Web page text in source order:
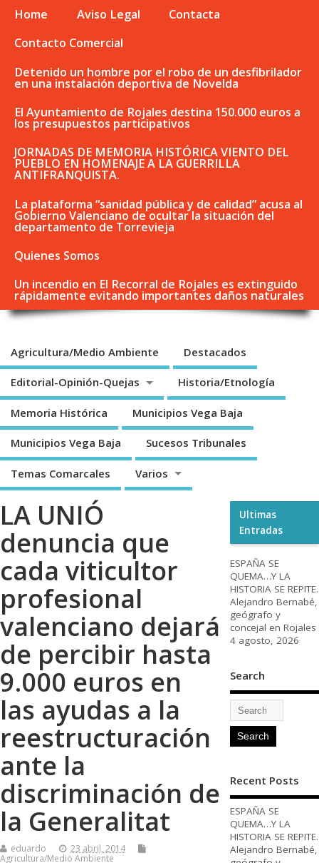
Home Aviso Legal
Contacta
Contacto Comercial
Detenido un hombre por el robo de un desfibrilador
en una instalación deportiva de Novelda
El Ayuntamiento de Rojales destina 150.000 euros a
los presupuestos participativos
JORNADAS DE MEMORIA HISTÓRICA VIENTO DEL
PUEBLO EN HOMENAJE A LA GUERRILLA
ANTIFRANQUISTA.
La plataforma “sanidad pública y de calidad” acusa al
Gobierno Valenciano de ocultar la situación del
departamento de Torrevieja
Quienes Somos
Un incendio en El Recorral de Rojales es extinguido
rápidamente evitando importantes daños naturales
Agricultura/Medio Ambiente Destacados
Editorial-Opinión-Quejas Historia/Etnología
Memoria Histórica Municipios Vega Baja
Municipios Vega Baja Sucesos Tribunales
Temas Comarcales Varios
LA UNIÓ
denuncia que
cada viticultor
profesional
valenciano dejará
de percibir hasta
9.000 euros en
las ayudas a la
reestructuración
ante la
discriminación de
la Generalitat
eduardo
23 abril, 2014
Agricultura/Medio Ambiente
Ultimas
Entradas
ESPAÑA SE
QUEMA…Y LA
HISTORIA SE REPITE.
Alejandro Bernabé,
geógrafo y
concejal en Rojales
4 agosto, 2026
Search
Recent Posts
ESPAÑA SE
QUEMA…Y LA
HISTORIA SE REPITE.
Alejandro Bernabé,